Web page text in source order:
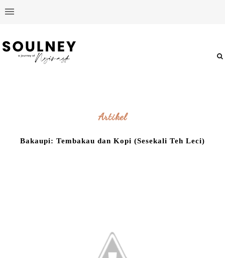
Artikel
Bakaupi: Tembakau dan Kopi (Sesekali Teh Leci)